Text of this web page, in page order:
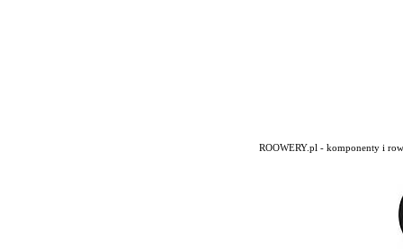
ROOWERY.pl - komponenty i